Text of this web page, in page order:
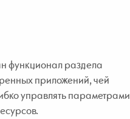
функционал раздела
приложений, чей
управлять параметрами